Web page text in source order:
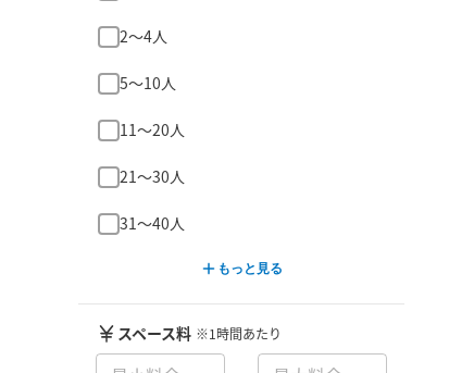
2〜4人
5〜10人
11〜20人
21〜30人
31〜40人
もっと見る
スペース料 ※1時間あたり